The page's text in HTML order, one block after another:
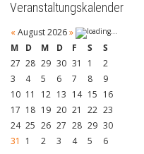
Veranstaltungskalender
« August 2026»
M
D M D F S
S
27 28 29 30 31 1
2
3
4 5 6 7 8
9
10 11 12 13 14 15 16
17 18 19 20 21 22 23
24 25 26 27 28 29 30
31
1 2 3 4 5 6